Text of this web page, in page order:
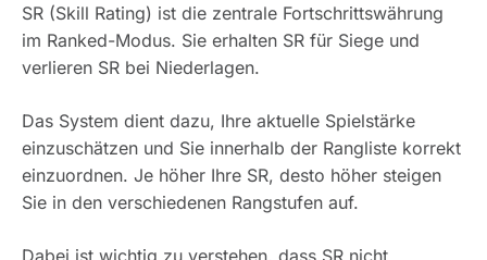
SR (Skill Rating) ist die zentrale Fortschrittswährung
im Ranked-Modus. Sie erhalten SR für Siege und
verlieren SR bei Niederlagen.
Das System dient dazu, Ihre aktuelle Spielstärke
einzuschätzen und Sie innerhalb der Rangliste korrekt
einzuordnen. Je höher Ihre SR, desto höher steigen
Sie in den verschiedenen Rangstufen auf.